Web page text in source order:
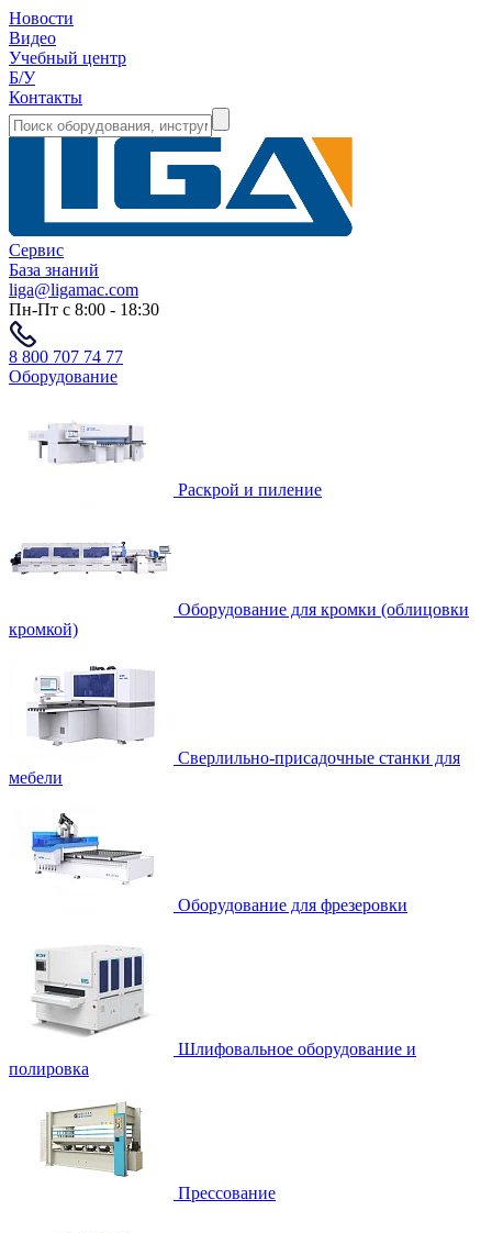
Новости
Видео
Учебный центр
Б/У
Контакты
Сервис
База знаний
liga@ligamac.com
Пн-Пт с 8:00 - 18:30
8 800 707 74 77
Оборудование
Раскрой и пиление
Оборудование для кромки (облицовки
кромкой)
Сверлильно-присадочные станки для
мебели
Оборудование для фрезеровки
Шлифовальное оборудование и
полировка
Прессование